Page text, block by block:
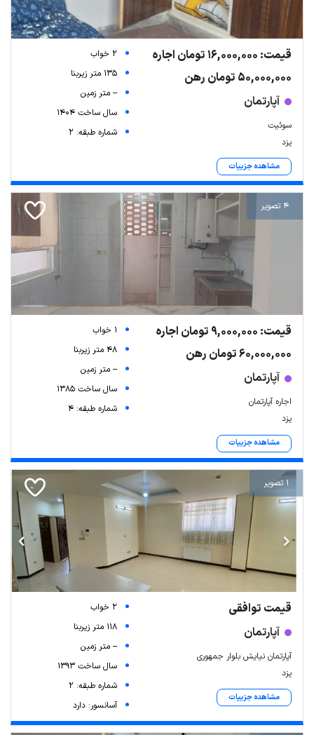
قیمت: 16,000,000 تومان اجاره
50,000,000 تومان رهن
آپارتمان
سوئیت
یزد
مشاهده جزییات
2 خواب
135 متر زیربنا
-- متر زمین
سال ساخت 1404
شماره طبقه: 2
4 تصویر
قیمت: 9,000,000 تومان اجاره
60,000,000 تومان رهن
آپارتمان
اجاره آپارتمان
یزد
مشاهده جزییات
1 خواب
48 متر زیربنا
-- متر زمین
سال ساخت 1385
شماره طبقه: 4
1 تصویر
قیمت توافقی
آپارتمان
آپارتمان نیایش بلوار جمهوری
یزد
مشاهده جزییات
2 خواب
118 متر زیربنا
-- متر زمین
سال ساخت 1393
شماره طبقه: 2
آسانسور: دارد